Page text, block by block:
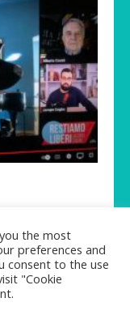
TikTok
the most
preferences and
consent to the use
"Cookie